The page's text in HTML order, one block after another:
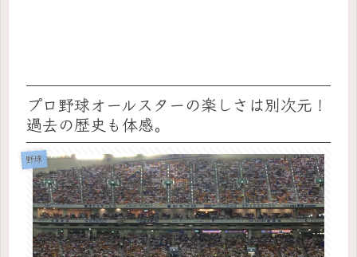
プロ野球オールスターの楽しさは別次元！
過去の歴史も体感。
野球